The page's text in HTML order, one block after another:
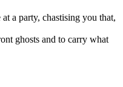
a party, chastising you that,
ghosts and to carry what